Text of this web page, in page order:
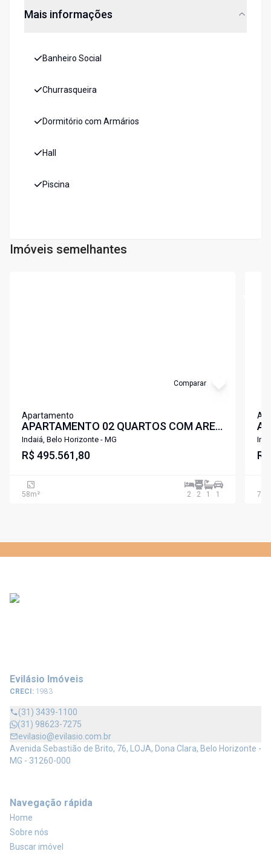
Mais informações
Banheiro Social
Churrasqueira
Dormitório com Armários
Hall
Piscina
Imóveis semelhantes
Comparar
Apartamento
APARTAMENTO 02 QUARTOS COM AREA
DE LAZER COMPLETA A POUCOS
METROS DA UFMG E UNIFENAS
Indaiá, Belo Horizonte - MG
R$ 495.561,80
58m² 2 2 1 1 73
Evilásio Imóveis
CRECI: 1983
(31) 3439-1100
(31) 98623-7275
evilasio@evilasio.com.br
Avenida Sebastião de Brito, 76, LOJA, Dona Clara, Belo Horizonte -
MG - 31260-000
Navegação rápida
Home
Sobre nós
Buscar imóvel